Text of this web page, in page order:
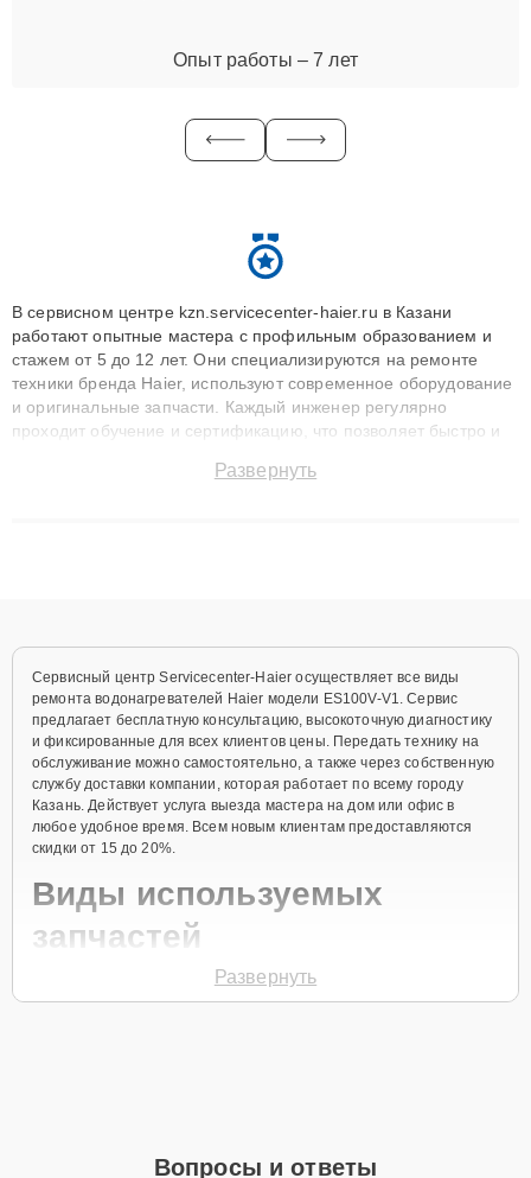
Опыт работы – 7 лет
В сервисном центре kzn.servicecenter-haier.ru в Казани
работают опытные мастера с профильным образованием и
стажем от 5 до 12 лет. Они специализируются на ремонте
техники бренда Haier, используют современное оборудование
и оригинальные запчасти. Каждый инженер регулярно
проходит обучение и сертификацию, что позволяет быстро и
сохранением гарантии до 3 лет. Наши мастера решают
Развернуть
Сервисный центр Servicecenter-Haier осуществляет все виды
ремонта водонагревателей Haier модели ES100V-V1. Сервис
предлагает бесплатную консультацию, высокоточную диагностику
и фиксированные для всех клиентов цены. Передать технику на
обслуживание можно самостоятельно, а также через собственную
службу доставки компании, которая работает по всему городу
Казань. Действует услуга выезда мастера на дом или офис в
любое удобное время. Всем новым клиентам предоставляются
скидки от 15 до 20%.
Виды используемых
запчастей
Для ремонта водонагревателя модели ES100V-V1 предлагаются
активное использование устройства дольше
Развернуть
Вопросы и ответы